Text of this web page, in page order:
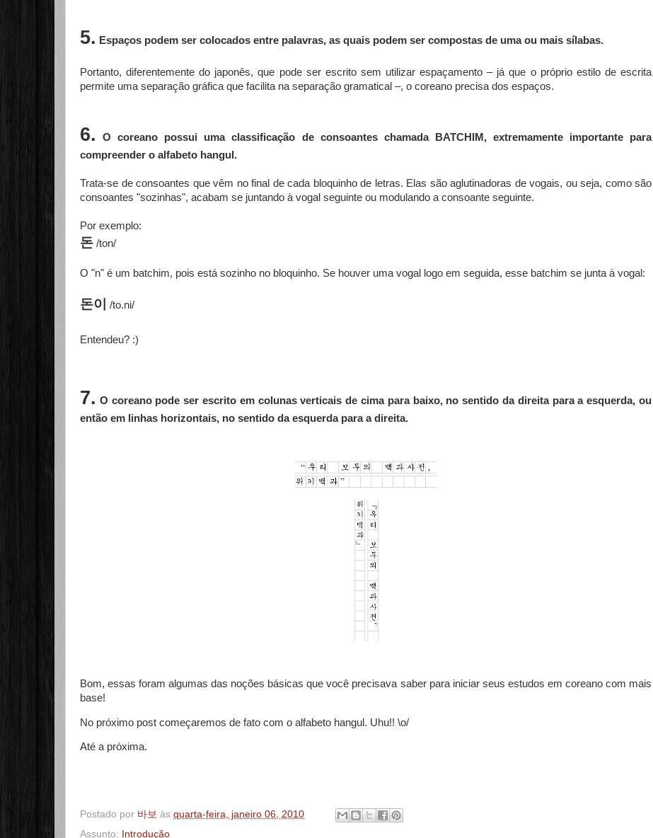
5. Espaços podem ser colocados entre palavras, as quais podem ser compostas de uma ou mais sílabas.
Portanto, diferentemente do japonês, que pode ser escrito sem utilizar espaçamento – já que o próprio estilo de escrita
permite uma separação gráfica que facilita na separação gramatical –, o coreano precisa dos espaços.
6.
O coreano possui uma classificação de consoantes chamada BATCHIM, extremamente importante para
compreender o alfabeto hangul.
Trata-se de consoantes que vêm no final de cada bloquinho de letras. Elas são aglutinadoras de vogais, ou seja, como são
consoantes "sozinhas", acabam se juntando à vogal seguinte ou modulando a consoante seguinte.
Por exemplo:
돈 /ton/
O "n" é um batchim, pois está sozinho no bloquinho. Se houver uma vogal logo em seguida, esse batchim se junta à vogal:
돈이 /to.ni/
Entendeu? :)
7. O coreano pode ser escrito em colunas verticais de cima para baixo, no sentido da direita para a esquerda, ou
então em linhas horizontais, no sentido da esquerda para a direita.
Bom, essas foram algumas das noções básicas que você precisava saber para iniciar seus estudos em coreano com mais
base!
No próximo post começaremos de fato com o alfabeto hangul. Uhu!! \o/
Até a próxima.
Postado por 바보 às quarta-feira, janeiro 06, 2010
Assunto: Introdução